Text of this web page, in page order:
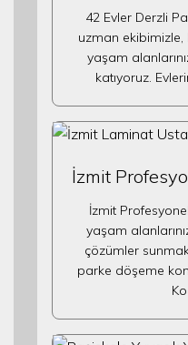
42 Evler Derzli
uzman ekibimizle,
yaşam
katıyoruz.
İzmit
İzmit
yaşam
çözümler
parke döşeme